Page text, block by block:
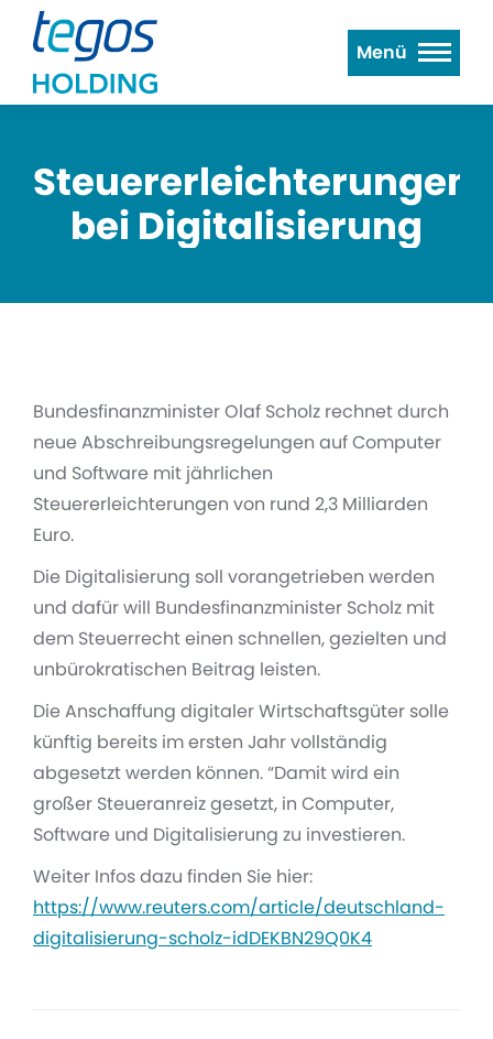
Menü
Steuererleichterungen
bei Digitalisierung
Bundesfinanzminister Olaf Scholz rechnet durch
neue Abschreibungsregelungen auf Computer
und Software mit jährlichen
Steuererleichterungen von rund 2,3 Milliarden
Euro.
Die Digitalisierung soll vorangetrieben werden
und dafür will Bundesfinanzminister Scholz mit
dem Steuerrecht einen schnellen, gezielten und
unbürokratischen Beitrag leisten.
Die Anschaffung digitaler Wirtschaftsgüter solle
künftig bereits im ersten Jahr vollständig
abgesetzt werden können. “Damit wird ein
großer Steueranreiz gesetzt, in Computer,
Software und Digitalisierung zu investieren.
Weiter Infos dazu finden Sie hier:
https://www.reuters.com/article/deutschland-
digitalisierung-scholz-idDEKBN29Q0K4